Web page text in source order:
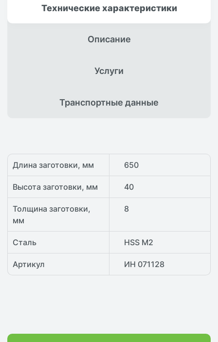
Техническиехарактеристики
Описание
Услуги
Транспортныеданные
Длина заготовки, мм 650
Высота заготовки, мм 40
Толщина заготовки,
мм
8
Сталь HSS М2
Артикул ИН 071128